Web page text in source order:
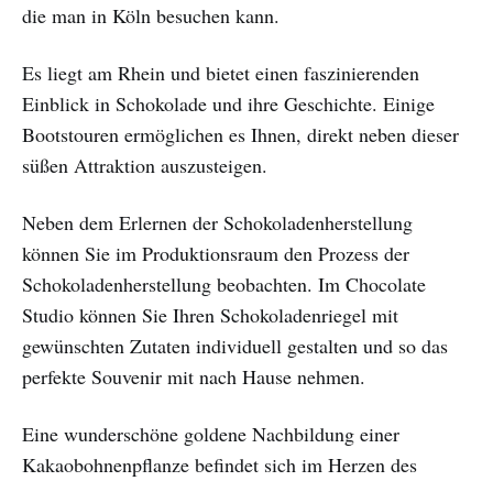
die man in Köln besuchen kann.
Es liegt am Rhein und bietet einen faszinierenden
Einblick in Schokolade und ihre Geschichte. Einige
Bootstouren ermöglichen es Ihnen, direkt neben dieser
süßen Attraktion auszusteigen.
Neben dem Erlernen der Schokoladenherstellung
können Sie im Produktionsraum den Prozess der
Schokoladenherstellung beobachten. Im Chocolate
Studio können Sie Ihren Schokoladenriegel mit
gewünschten Zutaten individuell gestalten und so das
perfekte Souvenir mit nach Hause nehmen.
Eine wunderschöne goldene Nachbildung einer
Kakaobohnenpflanze befindet sich im Herzen des